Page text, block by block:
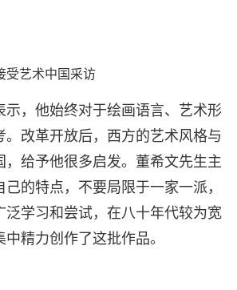
受艺术中国采访
示，他始终对于绘画语言、艺术形
。改革开放后，西方的艺术风格与
，给予他很多启发。董希文先生主
的特点，不要局限于一家一派，
泛学习和尝试，在八十年代较为宽
精力创作了这批作品。